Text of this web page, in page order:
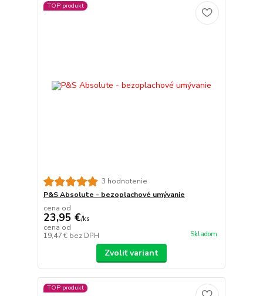
TOP produkt
3 hodnotenie
P&S Absolute - bezoplachové umývanie
cena od
23,95 €/ks
cena od
19,47 € bez DPH Skladom
Zvoliť variant
TOP produkt